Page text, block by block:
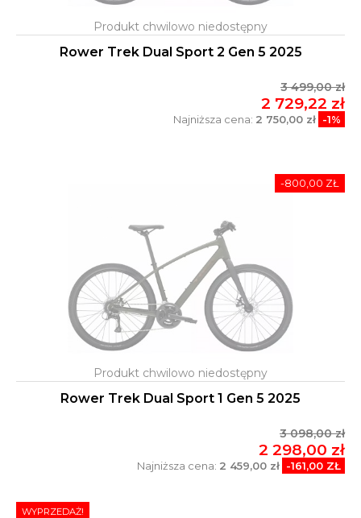
Rower Trek Dual Sport 2 Gen 5 2025
3 499,00 zł
2 729,22 zł
Najniższa cena: 2 750,00 zł -1%
Rower Trek Dual Sport 1 Gen 5 2025
3 098,00 zł
2 298,00 zł
Najniższa cena: 2 459,00 zł -161,00 ZŁ
-800,00 ZŁ
WYPRZEDAŻ!